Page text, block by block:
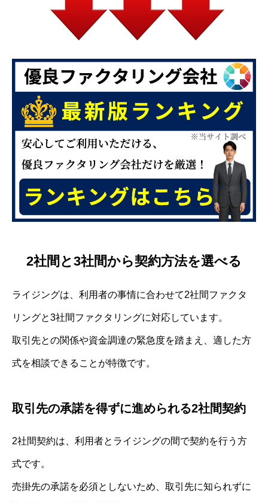
2社間と3社間から契約方法を選べる
ライジングは、利用者の事情に合わせて2社間ファクタ
リングと3社間ファクタリングに対応しています。
取引先との関係や資金調達の緊急度を踏まえ、適した方
式を相談できることが特徴です。
取引先の承諾を得ずに進められる2社間契約
2社間契約は、利用者とライジングの間で契約を行う方
式です。
売掛先の承諾を必須としないため、取引先に知られずに